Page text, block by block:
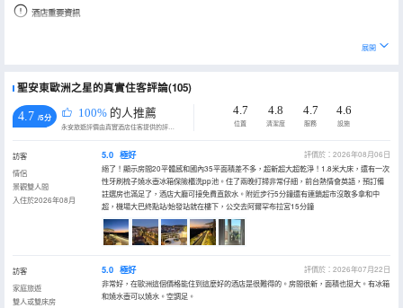
酒店重要資訊
展開
聖安東歐洲之星的真實住客評論(105)
4.7 /5分 100% 的人推薦
永安旅遊評價由真實酒店住客提供的評價。
4.7
位置
4.8
清潔度
4.7
服務
4.6
設施
訪客
情侶
景觀雙人間
入住於2026年08月
5.0 極好
評價於：2026年08月06日
絕了！顯示房間20平體感和國內35平面積差不多，超新超大超乾淨！1.8米大床，還有一次
性牙刷梳子燒水壺冰箱保險櫃洗pp池。住了兩晚打掃非常仔細，前台熱情會英語，預訂備
註選房也滿足了，酒店大廳可接免費直飲水。附近步行5分鐘還有連鎖超市沒敢多拿和中
超，機場大巴終點站/始發站就在樓下，公交去阿爾罕布拉宮15分鐘
訪客
家庭旅遊
雙人或雙床房
5.0 極好
評價於：2026年07月22日
非常好，在歐洲這個價格能住到這麼好的酒店是很難得的。房間很新，面積也挺大。有冰箱
和燒水壺可以燒水。空調足。